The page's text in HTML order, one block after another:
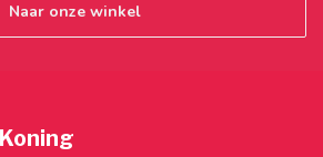
Naar onze winkel